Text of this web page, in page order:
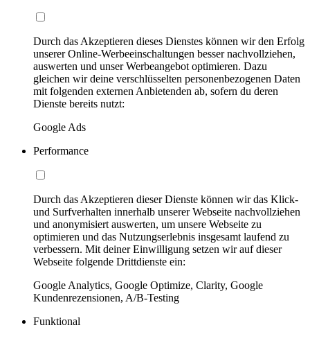
Durch das Akzeptieren dieses Dienstes können wir den Erfolg
unserer Online-Werbeeinschaltungen besser nachvollziehen,
auswerten und unser Werbeangebot optimieren. Dazu
gleichen wir deine verschlüsselten personenbezogenen Daten
mit folgenden externen Anbietenden ab, sofern du deren
Dienste bereits nutzt:
Google Ads
Performance
Durch das Akzeptieren dieser Dienste können wir das Klick-
und Surfverhalten innerhalb unserer Webseite nachvollziehen
und anonymisiert auswerten, um unsere Webseite zu
optimieren und das Nutzungserlebnis insgesamt laufend zu
verbessern. Mit deiner Einwilligung setzen wir auf dieser
Webseite folgende Drittdienste ein:
Google Analytics, Google Optimize, Clarity, Google
Kundenrezensionen, A/B-Testing
Funktional